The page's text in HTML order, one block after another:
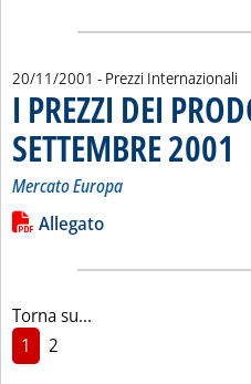
20/11/2001 - Prezzi Internazionali
I PREZZI DEI
SETTEMBRE 2001
Mercato Europa
Leggi tutta la notizia: 'I PREZZI
Lista allegati PDF alla
Allegato
Torna su...
1
2